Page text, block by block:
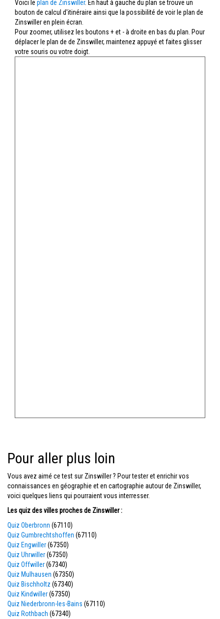
Voici le plan de Zinswiller. En haut à gauche du plan se trouve un
bouton de calcul d'itinéraire ainsi que la possibilité de voir le plan de
Zinswiller en plein écran.
Pour zoomer, utilisez les boutons + et - à droite en bas du plan. Pour
déplacer le plan de de Zinswiller, maintenez appuyé et faites glisser
votre souris ou votre doigt.
Pour aller plus loin
Vous avez aimé ce test sur Zinswiller ? Pour tester et enrichir vos
connaissances en géographie et en cartographie autour de Zinswiller,
voici quelques liens qui pourraient vous interresser.
Les quiz des villes proches de Zinswiller :
Quiz Oberbronn (67110)
Quiz Gumbrechtshoffen (67110)
Quiz Engwiller(67350)
Quiz Uhrwiller(67350)
Quiz Offwiller(67340)
Quiz Mulhausen (67350)
Quiz Bischholtz (67340)
Quiz Kindwiller(67350)
Quiz Niederbronn-les-Bains (67110)
Quiz Rothbach (67340)